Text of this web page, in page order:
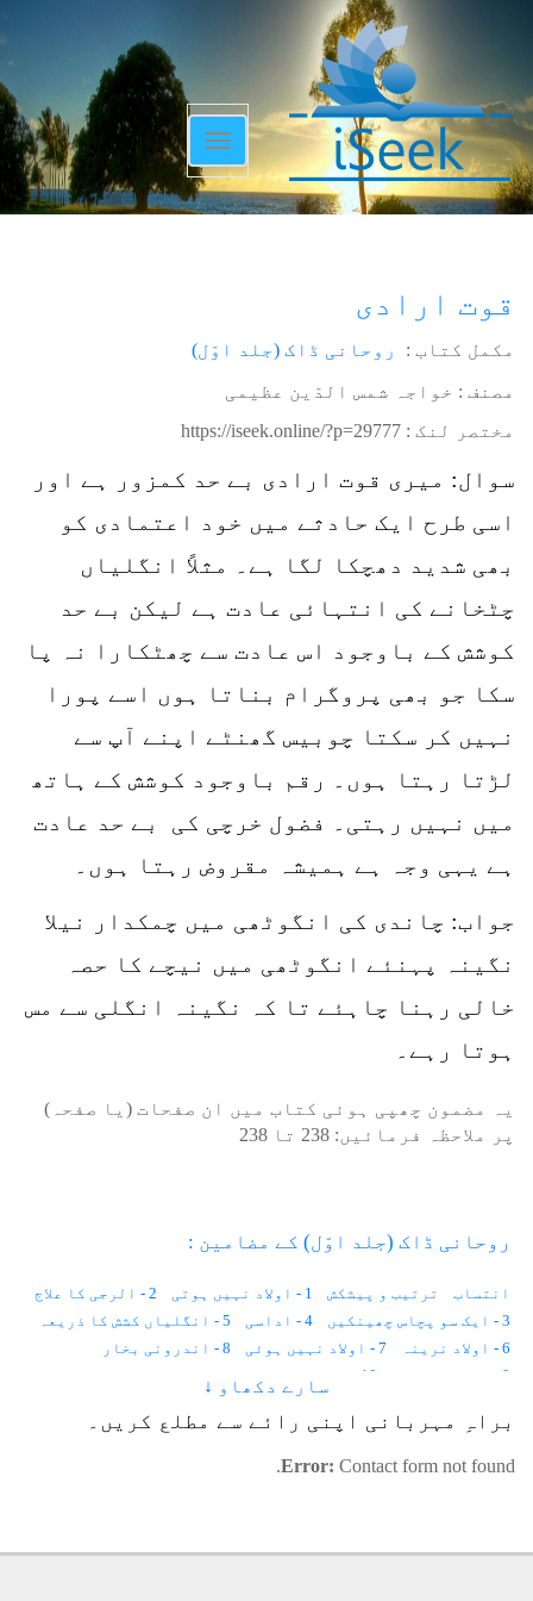
Toggle
navigation
قوت ارادی
مکمل کتاب : روحانی ڈاک (جلد اوّل)
مصنف : خواجہ شمس الدّین عظیمی
مختصر لنک : https://iseek.online/?p=29777
سوال: میری قوت ارادی بے حد کمزور ہے اور
اسی طرح ایک حادثے میں خود اعتمادی کو
بھی شدید دھچکا لگا ہے۔ مثلاً انگلیاں
چٹخانے کی انتہائی عادت ہے لیکن بے حد
کوشش کے باوجود اس عادت سے چھٹکارا نہ پا
سکا جو بھی پروگرام بناتا ہوں اسے پورا
نہیں کر سکتا چوبیس گھنٹے اپنے آپ سے
لڑتا رہتا ہوں۔ رقم باوجود کوشش کے ہاتھ
میں نہیں رہتی۔ فضول خرچی کی بے حد عادت
ہے یہی وجہ ہے ہمیشہ مقروض رہتا ہوں۔
جواب: چاندی کی انگوٹھی میں چمکدار نیلا
نگینہ پہنئے انگوٹھی میں نیچے کا حصہ
خالی رہنا چاہئے تا کہ نگینہ انگلی سے مس
ہوتا رہے۔
یہ مضمون چھپی ہوئی کتاب میں ان صفحات (یا صفحہ)
پر ملاحظہ فرمائیں: 238 تا 238
روحانی ڈاک (جلد اوّل) کے مضامین :
انتساب ترتیب و پیشکش 1 - اولاد نہیں ہوتی
2 - الرجی کا علاج
3 - ایک سو پچاس چھینکیں
4 - اداسی
5 - انگلیاں کشش کا ذریعہ
6 - اولاد نرینہ
7 - اولاد نہیں ہوئی
8 - اندرونی بخار
9 - احساس کمتری
10 - استغناء اور کیلوریز
13 - ایب نارمل زندگی
14 - اجمیر شریف کی حاضری
16 - آنکھوں کے سامنے نقطے
سارے دکھاو ↓
براہِ مہربانی اپنی رائے سے مطلع کریں۔
Error: Contact form not found.